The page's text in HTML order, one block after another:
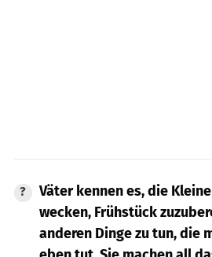
Väter kennen es, die
wecken, Frühstück
anderen Dinge zu tun, die